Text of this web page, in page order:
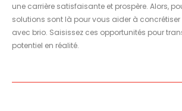
une carrière satisfaisante et prospère. Alors,
solutions sont là pour vous aider à
avec brio. Saisissez ces opportunités pour
potentiel en réalité.